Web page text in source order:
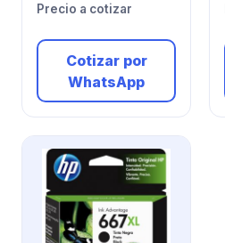
Precio a cotizar
Cotizar por
WhatsApp